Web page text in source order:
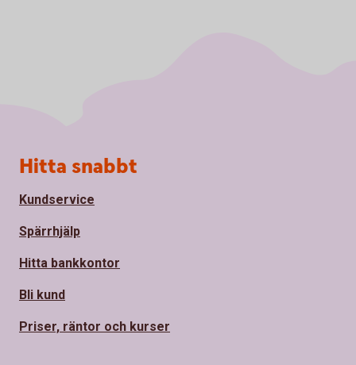
Sidfot
Hitta snabbt
Kundservice
Spärrhjälp
Hitta bankkontor
Bli kund
Priser, räntor och kurser